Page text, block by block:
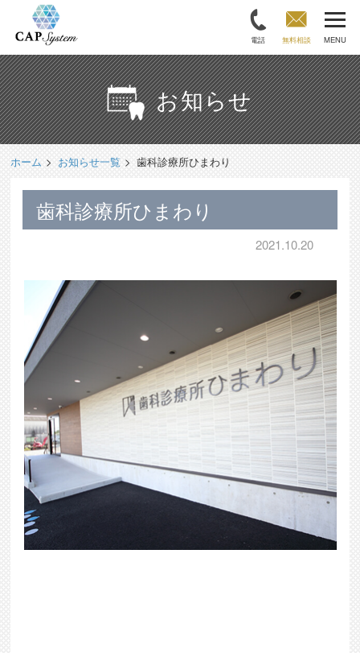
電話 無料相談 MENU
お知らせ
ホーム お知らせ一覧 歯科診療所ひまわり
歯科診療所ひまわり
2021.10.20